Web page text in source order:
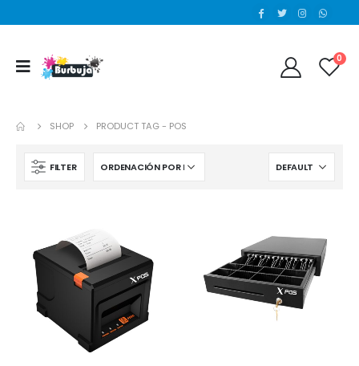
0
SHOP PRODUCT TAG - POS
FILTER